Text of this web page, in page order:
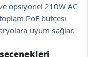
opsiyonel 210W AC
PoE bütçesi
uyum sağlar.